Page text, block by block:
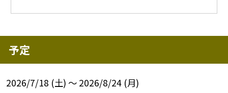
予定
2026/7/18 (土) ～ 2026/8/24 (月)